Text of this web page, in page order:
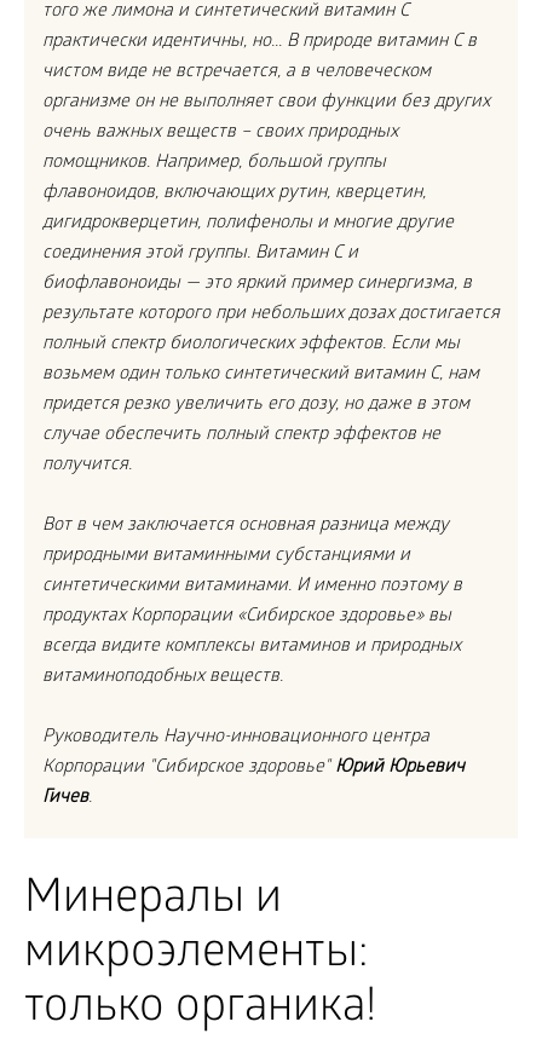
того же лимона и синтетический витамин С
практически идентичны, но... В природе витамин С в
чистом виде не встречается, а в человеческом
организме он не выполняет свои функции без других
очень важных веществ – своих природных
помощников. Например, большой группы
флавоноидов, включающих рутин, кверцетин,
дигидрокверцетин, полифенолы и многие другие
соединения этой группы. Витамин С и
биофлавоноиды — это яркий пример синергизма, в
результате которого при небольших дозах достигается
полный спектр биологических эффектов. Если мы
возьмем один только синтетический витамин С, нам
придется резко увеличить его дозу, но даже в этом
случае обеспечить полный спектр эффектов не
получится.
Вот в чем заключается основная разница между
природными витаминными субстанциями и
синтетическими витаминами. И именно поэтому в
продуктах Корпорации «Сибирское здоровье» вы
всегда видите комплексы витаминов и природных
витаминоподобных веществ.
Руководитель Научно-инновационного центра
Корпорации "Сибирское здоровье" Юрий Юрьевич
Гичев.
Минералы и
микроэлементы:
только органика!